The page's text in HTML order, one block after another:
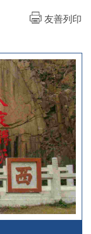
友善列印